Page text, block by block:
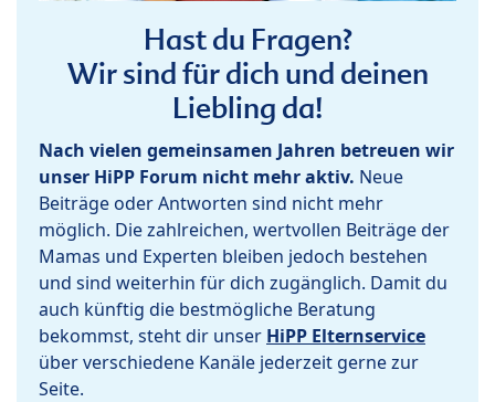
Hast du Fragen?
Wir sind für dich und deinen
Liebling da!
Nach vielen gemeinsamen Jahren betreuen wir
unser HiPP Forum nicht mehr aktiv. Neue
Beiträge oder Antworten sind nicht mehr
möglich. Die zahlreichen, wertvollen Beiträge der
Mamas und Experten bleiben jedoch bestehen
und sind weiterhin für dich zugänglich. Damit du
auch künftig die bestmögliche Beratung
bekommst, steht dir unser HiPP Elternservice
über verschiedene Kanäle jederzeit gerne zur
Seite.